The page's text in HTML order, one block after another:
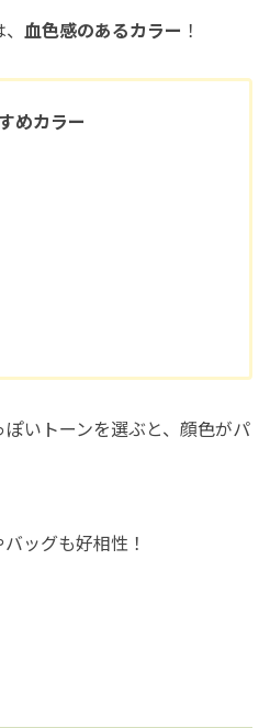
血色感のあるカラー ！
めカラー
いトーンを選ぶと、顔色がパ
ッグも好相性！